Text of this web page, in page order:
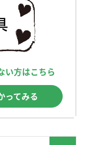
い方はこちら
ってみる